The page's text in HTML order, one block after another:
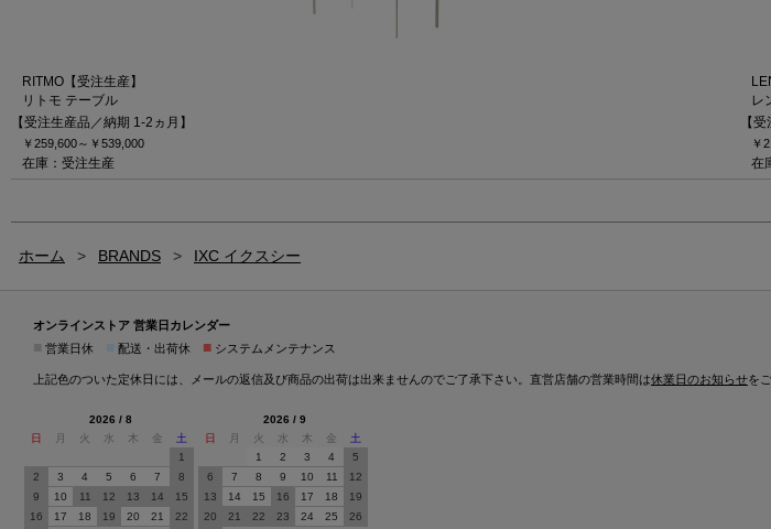
RITMO【受注生産】
リトモ テーブル
【受注生産品／納期 1-2ヵ月】
￥259,600～ ￥539,000
在庫：受注生産
レ
【
￥
在
ホーム > BRANDS > IXC イクスシー
オンラインストア 営業日カレンダー
営業日休 配送・出荷休 ■ システムメンテナンス
上記色のついた定休日には、メールの返信及び商品の出荷は出来ませんのでご了承下さい。直営店舗の営業時間は休業日のお知らせを
2026 / 8
日
月 火 水 木 金
土
1
2
3 4 5 6 7
8
9
10 11 12 13 14
15
16
17 18 19 20 21
22
2026 / 9
日
月 火 水 木 金
土
1
2 3 4
5
6
7 8 9 10 11
12
13
14 15 16 17 18
19
20
21 22 23 24 25
26